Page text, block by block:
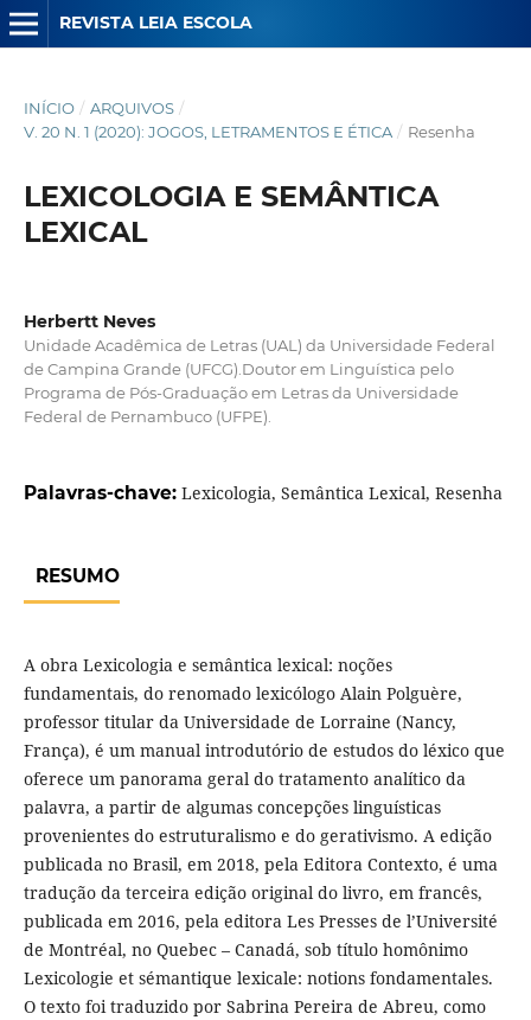
REVISTA LEIA ESCOLA
INÍCIO / ARQUIVOS /
V. 20 N. 1 (2020): JOGOS, LETRAMENTOS E ÉTICA / Resenha
LEXICOLOGIA E SEMÂNTICA
LEXICAL
Herbertt Neves
Unidade Acadêmica de Letras (UAL) da Universidade Federal
de Campina Grande (UFCG).Doutor em Linguística pelo
Programa de Pós-Graduação em Letras da Universidade
Federal de Pernambuco (UFPE).
Palavras-chave: Lexicologia, Semântica Lexical, Resenha
RESUMO
A obra Lexicologia e semântica lexical: noções
fundamentais, do renomado lexicólogo Alain Polguère,
professor titular da Universidade de Lorraine (Nancy,
França), é um manual introdutório de estudos do léxico que
oferece um panorama geral do tratamento analítico da
palavra, a partir de algumas concepções linguísticas
provenientes do estruturalismo e do gerativismo. A edição
publicada no Brasil, em 2018, pela Editora Contexto, é uma
tradução da terceira edição original do livro, em francês,
publicada em 2016, pela editora Les Presses de l’Université
de Montréal, no Quebec – Canadá, sob título homônimo
Lexicologie et sémantique lexicale: notions fondamentales.
O texto foi traduzido por Sabrina Pereira de Abreu, como